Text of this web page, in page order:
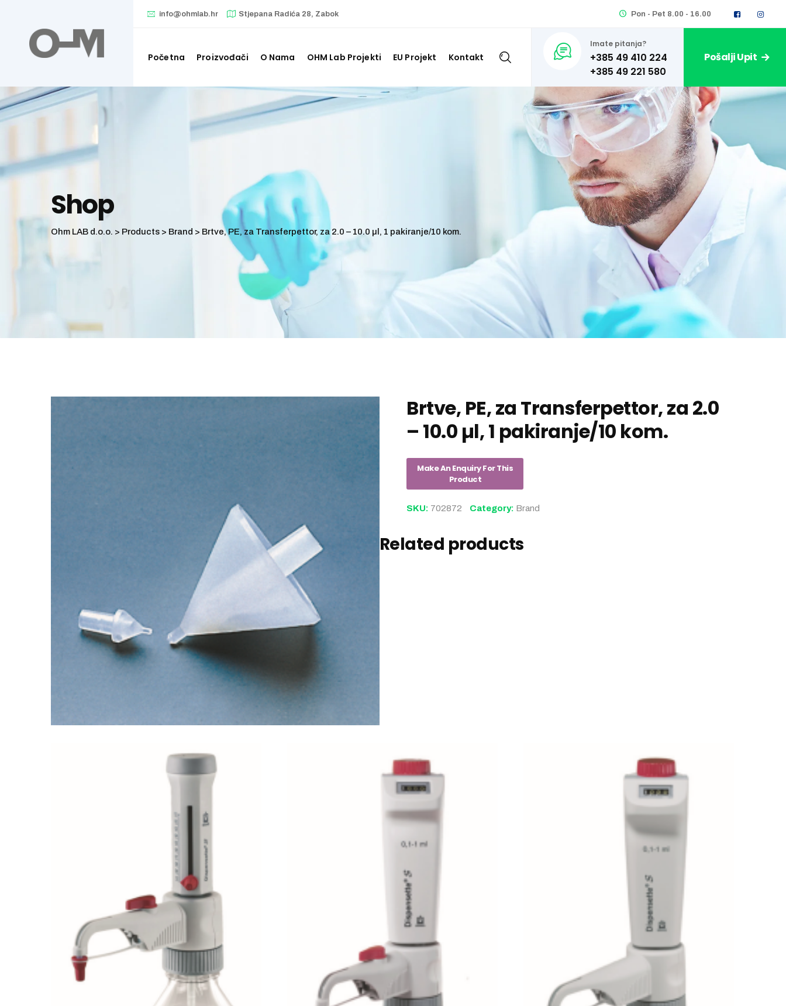
content
info@ohmlab.hr Stjepana Radića 28, Zabok Pon - Pet 8.00 - 16.00
Početna Proizvođači O Nama OHM Lab Projekti EU Projekt Kontakt
Imate pitanja?
+385 49 410 224 Pošalji Upit
Shop
Ohm LAB d.o.o. > Products > Brand > Brtve, PE, za Transferpettor, za 2.0 – 10.0 µl, 1 pakiranje/10 kom.
Brtve, PE, za Transferpettor, za 2.0
– 10.0 µl, 1 pakiranje/10 kom.
SKU: 702872 Category: Brand
Related products